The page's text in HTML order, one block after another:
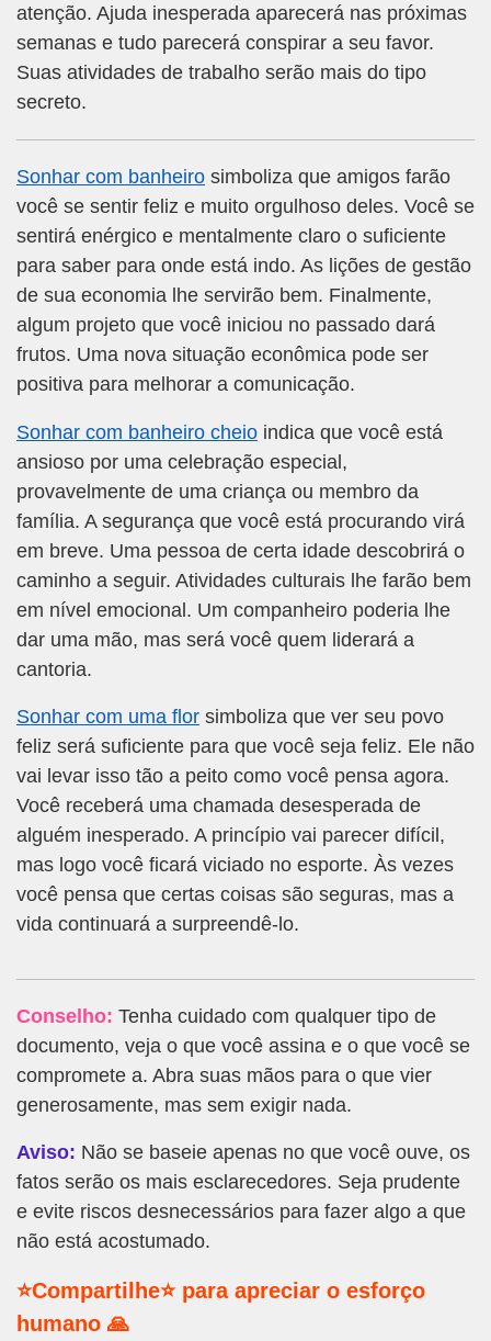
atenção. Ajuda inesperada aparecerá nas próximas
semanas e tudo parecerá conspirar a seu favor.
Suas atividades de trabalho serão mais do tipo
secreto.
Sonhar com banheiro simboliza que amigos farão
você se sentir feliz e muito orgulhoso deles. Você se
sentirá enérgico e mentalmente claro o suficiente
para saber para onde está indo. As lições de gestão
de sua economia lhe servirão bem. Finalmente,
algum projeto que você iniciou no passado dará
frutos. Uma nova situação econômica pode ser
positiva para melhorar a comunicação.
Sonhar com banheiro cheio indica que você está
ansioso por uma celebração especial,
provavelmente de uma criança ou membro da
família. A segurança que você está procurando virá
em breve. Uma pessoa de certa idade descobrirá o
caminho a seguir. Atividades culturais lhe farão bem
em nível emocional. Um companheiro poderia lhe
dar uma mão, mas será você quem liderará a
cantoria.
Sonhar com uma flor simboliza que ver seu povo
feliz será suficiente para que você seja feliz. Ele não
vai levar isso tão a peito como você pensa agora.
Você receberá uma chamada desesperada de
alguém inesperado. A princípio vai parecer difícil,
mas logo você ficará viciado no esporte. Às vezes
você pensa que certas coisas são seguras, mas a
vida continuará a surpreendê-lo.
Conselho: Tenha cuidado com qualquer tipo de
documento, veja o que você assina e o que você se
compromete a. Abra suas mãos para o que vier
generosamente, mas sem exigir nada.
Aviso: Não se baseie apenas no que você ouve, os
fatos serão os mais esclarecedores. Seja prudente
e evite riscos desnecessários para fazer algo a que
não está acostumado.
⭐Compartilhe⭐ para apreciar o esforço
humano 🙏